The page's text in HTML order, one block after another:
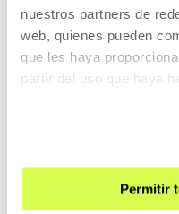
nuestros partners de
web, quienes pueden
que les haya
partir del uso que haya
Permitir
Convocatoria:
Ikusmira Berriak es un